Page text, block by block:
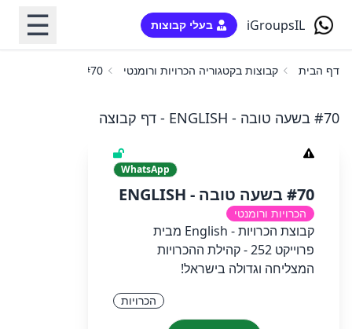
iGroupsIL בעלי קבוצות ☰
דף הבית קבוצות בקטגוריה הכרויות ורומנטי #70 בשעה טובה - ENGLISH
#70 בשעה טובה - ENGLISH - דף קבוצה
WhatsApp
#70 בשעה טובה - ENGLISH
הכרויות ורומנטי
קבוצת הכרויות - English מבית
פרוייקט 252 - קהילת ההכרויות
המצליחה וגדולה בישראל!
הכרויות